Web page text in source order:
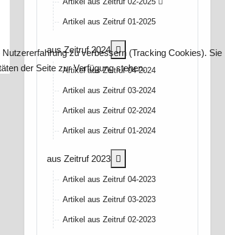
Artikel aus Zeitruf 01-2025
aus Zeitruf 2024 More about: aus Zeitruf
Artikel aus Zeitruf 04-2024
Artikel aus Zeitruf 03-2024
Artikel aus Zeitruf 02-2024
Artikel aus Zeitruf 01-2024
aus Zeitruf 2023
Artikel aus Zeitruf 04-2023
Artikel aus Zeitruf 03-2023
Artikel aus Zeitruf 02-2023
zu verbessern (Tracking Cookies). Sie
der Seite zur Verfügung stehen.